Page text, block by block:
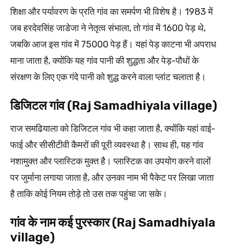
शिक्षा और पर्यावरण के प्रति गांव का समर्पण भी विशेष है। 1983 में
जब हरदेवसिंह जाडेजा ने नेतृत्व संभाला, तो गांव में 1600 पेड़ थे,
जबकि आज इस गांव में 75000 पेड़ हैं। यहां पेड़ काटना भी अपराध
माना जाता है, क्योंकि यह गांव पानी की शुद्धता और पेड़-पौधों के
संरक्षण के लिए एक गंदे पानी को शुद्ध करने वाला प्लांट चलाता है।
डिजिटल गांव (Raj Samadhiyala village)
राज समढियाला को डिजिटल गांव भी कहा जाता है, क्योंकि यहां वाई-
फाई और सीसीटीवी कैमरों की पूरी व्यवस्था है। साथ ही, यह गांव
नशामुक्त और प्लास्टिक मुक्त है। प्लास्टिक का उपयोग करने वालों
पर जुर्माना लगाया जाता है, और उनका नाम भी पैकेट पर लिखा जाता
है ताकि कोई नियम तोड़े तो उस तक पहुंचा जा सके।
गांव के नाम कई पुरस्कार (Raj Samadhiyala
village)